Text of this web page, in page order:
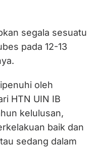
segala sesuatu
pada 12-13
oleh
HTN UIN IB
kelulusan,
baik dan
sedang dalam